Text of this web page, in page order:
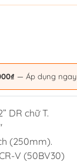
— Áp dụng ngay
DR chữ T.
(250mm).
V (50BV30)